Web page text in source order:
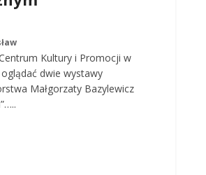
Kultury i Promocji w
dwie wystawy
Małgorzaty Bazylewicz